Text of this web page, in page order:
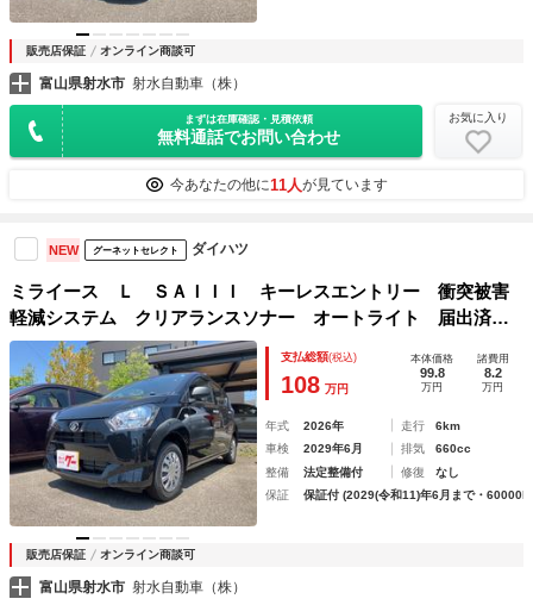
販売店保証 オンライン商談可
富山県射水市 射水自動車（株）
まずは在庫確認・見積依頼
無料通話でお問い合わせ
お気に入り
今あなたの他に11人が見ています
NEW グーネットセレクト ダイハツ
ミライース Ｌ ＳＡＩＩＩ キーレスエントリー 衝突被害
軽減システム クリアランスソナー オートライト 届出済み
未使用車 エアコン パワーステアリング パワーウインドウ
支払総額(税込)
108 万円
本体価格
99.8
万円
諸費用
8.2
万円
年式 2026年 走行
6km
車検
2029年6月 排気
660cc
整備
法定整備付 修復
なし
保証
保証付 (2029(令和11)年6月まで・
販売店保証 オンライン商談可
富山県射水市 射水自動車（株）